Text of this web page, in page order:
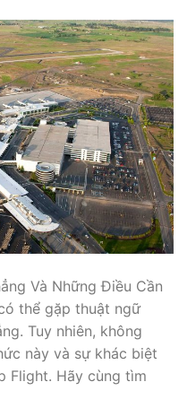
Và Những Điều Cần
thể gặp thuật ngữ
Tuy nhiên, không
này và sự khác biệt
Flight. Hãy cùng tìm